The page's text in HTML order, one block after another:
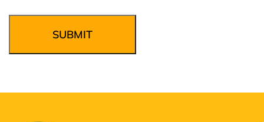
SUBMIT